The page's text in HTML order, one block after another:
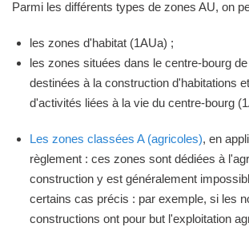
Parmi les différents types de zones AU, on
les zones d'habitat (1AUa) ;
les zones situées dans le centre-bourg
destinées à la construction d'habitations
d'activités liées à la vie du centre-bourg
Les zones classées A (agricoles), en
règlement : ces zones sont dédiées à
construction y est généralement
certains cas précis : par exemple, si les
constructions ont pour but l'exploitation